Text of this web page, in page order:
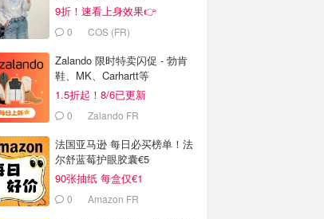
9折！速看上身效果👉
0 COS (FR)
Zalando 限时特卖闪促 - 勃肯
鞋、MK、Carhartt等
1.5折起！8/6已更新
0 Zalando FR
法国亚马逊 每日必买榜单！法
尔舒蓝莓护眼胶囊€5
90张抽纸 每盒仅€1
0 Amazon FR